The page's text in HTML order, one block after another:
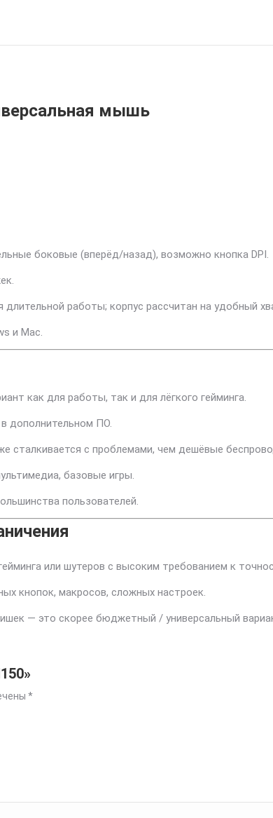
мышь
боковые (вперёд/назад), возможно кнопка DPI.
работы; корпус рассчитан на удобный
и Mac.
как для работы, так и для лёгкого гейминга.
дополнительном ПО.
сталкивается с проблемами, чем дешёвые
базовые игры.
пользователей.
или шутеров с высоким требованием к
кнопок, макросов, сложных настроек.
— это скорее бюджетный / универсальный
*